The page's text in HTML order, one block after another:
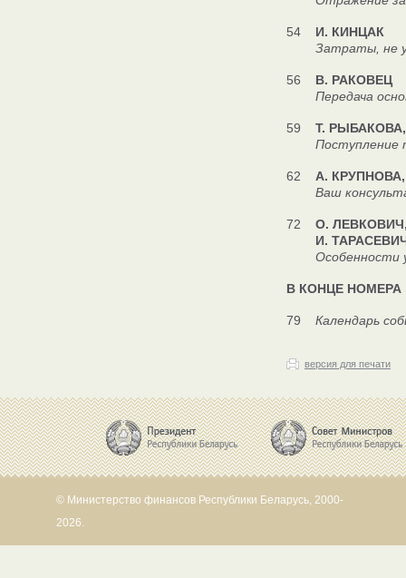
54 И. КИНЦАК
Затраты, не
56 В. РАКОВЕЦ
Передача
59 Т. РЫБАКОВА,
Поступление
62 А.
Ваш
72 О. ЛЕВКОВИЧ,
И. ТАРАСЕВИЧ,
Особенности
В КОНЦЕ НОМЕРА
79 Календарь
версия для печати
© Министерство финансов Республики Беларусь, 2000-
2026.